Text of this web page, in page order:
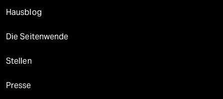
Hausblog
Die Seitenwende
Stellen
Presse